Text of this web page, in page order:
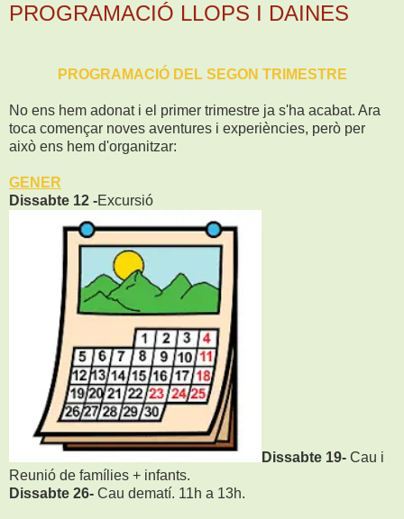
PROGRAMACIÓ LLOPS I DAINES
PROGRAMACIÓ DEL SEGON TRIMESTRE
No ens hem adonat i el primer trimestre ja s'ha acabat. Ara
toca començar noves aventures i experiències, però per
això ens hem d'organitzar:
GENER
Dissabte 12 -Excursió
Dissabte 19- Cau i
Reunió de famílies + infants.
Dissabte 26- Cau dematí. 11h a 13h.